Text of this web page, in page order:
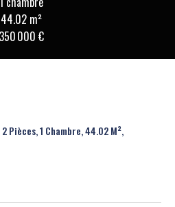
44.02 m²
350 000 €
Pièces, 1 Chambre, 44.02 M²,